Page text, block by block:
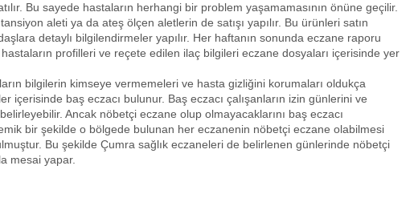
Bu sayede hastaların herhangi bir problem yaşamamasının önüne geçilir.
aleti ya da ateş ölçen aletlerin de satışı yapılır. Bu ürünleri satın
detaylı bilgilendirmeler yapılır. Her haftanın sonunda eczane raporu
profilleri ve reçete edilen ilaç bilgileri eczane dosyaları içerisinde yer
bilgilerin kimseye vermemeleri ve hasta gizliğini korumaları oldukça
içerisinde baş eczacı bulunur. Baş eczacı çalışanların izin günlerini ve
Ancak nöbetçi eczane olup olmayacaklarını baş eczacı
bir şekilde o bölgede bulunan her eczanenin nöbetçi eczane olabilmesi
Bu şekilde Çumra sağlık eczaneleri de belirlenen günlerinde nöbetçi
mesai yapar.